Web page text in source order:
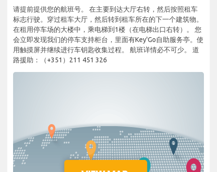
请提前提供您的航班号。 在主要到达大厅右转，然后按照租车
标志行驶。穿过租车大厅，然后转到租车所在的下一个建筑物。
在租用停车场的大楼中，乘电梯到1楼（在电梯出口右转）。 您
会立即发现我们的停车支持柜台，里面有Key'Go自助服务亭。使
用触摸屏并继续进行车钥匙收集过程。 航班详情必不可少。 道
路援助：（+351）211 451 326